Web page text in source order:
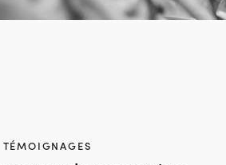
TÉMOIGNAGES